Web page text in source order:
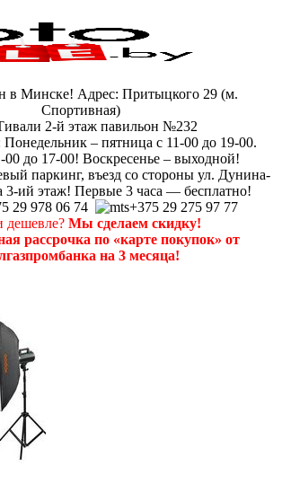
в Минске! Адрес: Притыцкого 29 (м.
Спортивная)
2-й этаж павильон №232
– пятница с 11-00 до 19-00.
00 до 17-00! Воскресенье – выходной!
паркинг, въезд со стороны ул. Дунина-
3-ий этаж! Первые 3 часа — бесплатно!
29 978 06 74
+375 29 275 97 77
Мы сделаем скидку!
рассрочка по «карте покупок» от
на 3 месяца!